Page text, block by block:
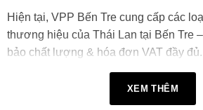
Hiện tại, VPP Bến Tre cung cấp các
thương hiệu của Thái Lan tại Bến Tre
bảo chất lượng & hóa đơn VAT đầy
quan tâm, có thể đặt mua nhanh theo
XEM THÊM